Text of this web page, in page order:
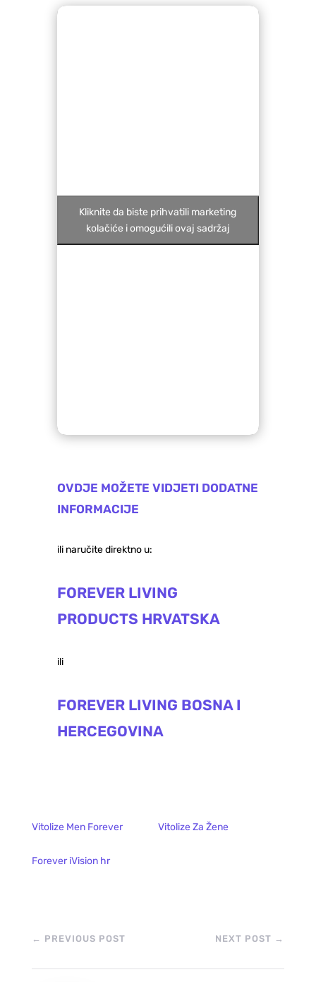
Kliknite da biste prihvatili marketing
kolačiće i omogućili ovaj sadržaj
OVDJE MOŽETE VIDJETI DODATNE
INFORMACIJE
ili naručite direktno u:
FOREVER LIVING
PRODUCTS HRVATSKA
ili
FOREVER LIVING BOSNA I
HERCEGOVINA
Vitolize Men Forever Vitolize Za Žene
Forever iVision hr
← PREVIOUS POST NEXT POST →